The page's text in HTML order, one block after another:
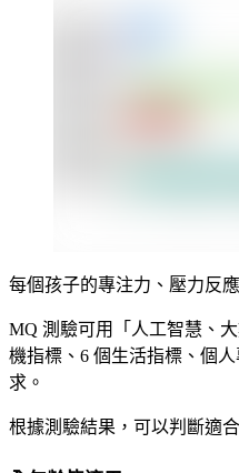
每個孩子的專注力、壓力反
MQ 測驗可用「人工智慧、
機指標、6 個生活指標、個
求。
根據測驗結果，可以判斷適